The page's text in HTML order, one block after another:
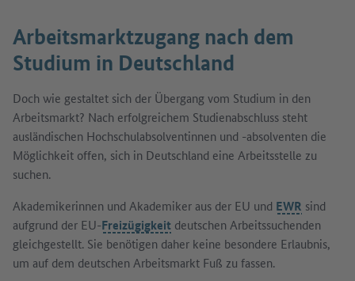
Arbeitsmarktzugang nach dem
Studium in Deutschland
Doch wie gestaltet sich der Übergang vom Studium in den
Arbeitsmarkt? Nach erfolgreichem Studienabschluss steht
ausländischen Hochschulabsolventinnen und -absolventen die
Möglichkeit offen, sich in Deutschland eine Arbeitsstelle zu
suchen.
Akademikerinnen und Akademiker aus der EU und EWR sind
aufgrund der EU-Freizügigkeit deutschen Arbeitssuchenden
gleichgestellt. Sie benötigen daher keine besondere Erlaubnis,
um auf dem deutschen Arbeitsmarkt Fuß zu fassen.